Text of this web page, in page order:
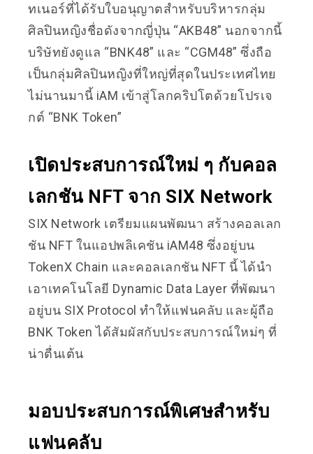
ทเนอร์ที่ได้รับใบอนุญาตสำหรับบริหารกลุ่ม
ศิลปินหญิงชื่อดังจากญี่ปุ่น “AKB48” นอกจากนี้
บริษัทยังดูแล “BNK48” และ “CGM48” ซึ่งถือ
เป็นกลุ่มศิลปินหญิงที่ใหญ่ที่สุดในประเทศไทย
ไม่นานมานี้ iAM เข้าสู่โลกคริปโตด้วยโปรเจ
กต์ “BNK Token”
เปิดประสบการณ์ใหม่ ๆ กับ​​​​คอล
เลกชัน NFT จาก SIX Network
SIX Network เตรียมแผนพัฒนา สร้างคอลเลก
ชัน NFT ในแอปพลิเคชัน iAM48 ซึ่งอยู่บน
TokenX Chain และคอลเลกชัน NFT นี้ ได้นำ
เอาเทคโนโลยี Dynamic Data Layer ที่พัฒนา
อยู่บน SIX Protocol ทำให้แฟนคลับ และผู้ถือ
BNK Token ได้สัมผัสกับประสบการณ์ใหม่ๆ ที่
น่าตื่นเต้น
มอบประสบการณ์พิเศษสำหรับ
แฟนคลับ